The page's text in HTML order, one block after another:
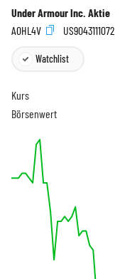
Under Armour Inc. Aktie
A0HL4V
US9043111072
Watchlist
Kurs
Börsenwert